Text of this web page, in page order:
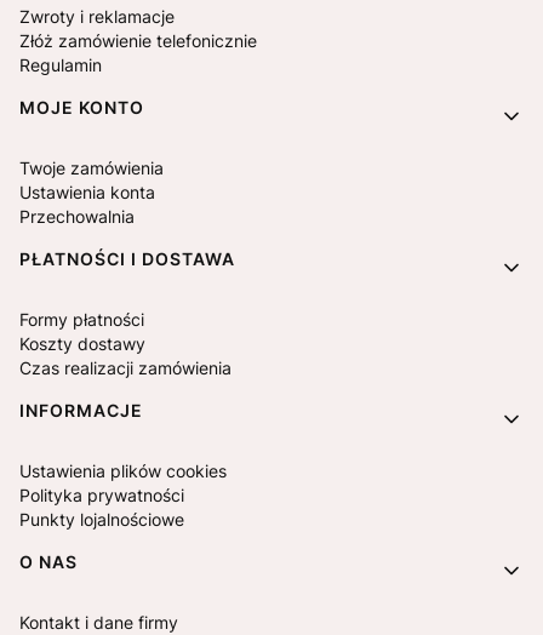
Zwroty i reklamacje
Złóż zamówienie telefonicznie
Regulamin
MOJE KONTO
Twoje zamówienia
Ustawienia konta
Przechowalnia
PŁATNOŚCI I DOSTAWA
Formy płatności
Koszty dostawy
Czas realizacji zamówienia
INFORMACJE
Ustawienia plików cookies
Polityka prywatności
Punkty lojalnościowe
O NAS
Kontakt i dane firmy